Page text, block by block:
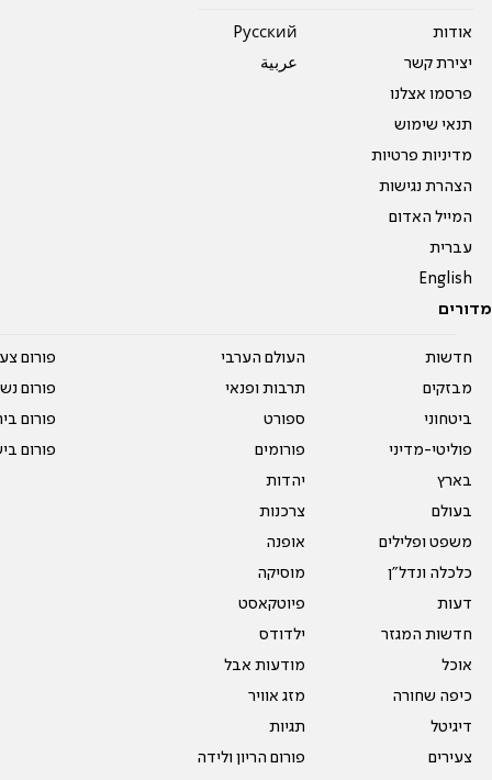
אודות
יצירת קשר
פרסמו אצלנו
תנאי שימוש
מדיניות פרטיות
הצהרת נגישות
המייל האדום
עברית
English
Pусский
عربية
מדורים
חדשות
מבזקים
ביטחוני
פוליטי-מדיני
בארץ
בעולם
משפט ופלילים
כלכלה ונדל"ן
דעות
חדשות המגזר
אוכל
כיפה שחורה
דיגיטל
צעירים
העולם הערבי
תרבות ופנאי
ספורט
פורומים
יהדות
צרכנות
אופנה
מוסיקה
פיוטקאסט
ילדודס
מודעות אבל
מזג אוויר
תגיות
פורום הריון ולידה
פורום
פורום
פורום
פורום